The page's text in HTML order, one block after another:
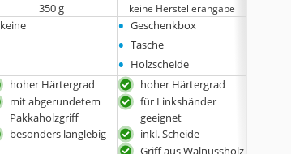
350 g keine Herstellerangabe
keine • Geschenkbox
• Tasche
• Holzscheide
hoher Härtergrad
mit abgerundetem
Pakkaholzgriff
besonders langlebig
hoher Härtergrad
für Linkshänder
geeignet
inkl. Scheide
Griff aus Walnussholz